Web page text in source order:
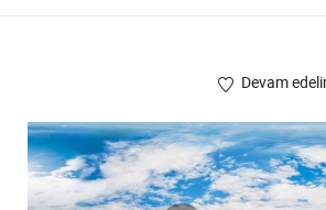
Devam